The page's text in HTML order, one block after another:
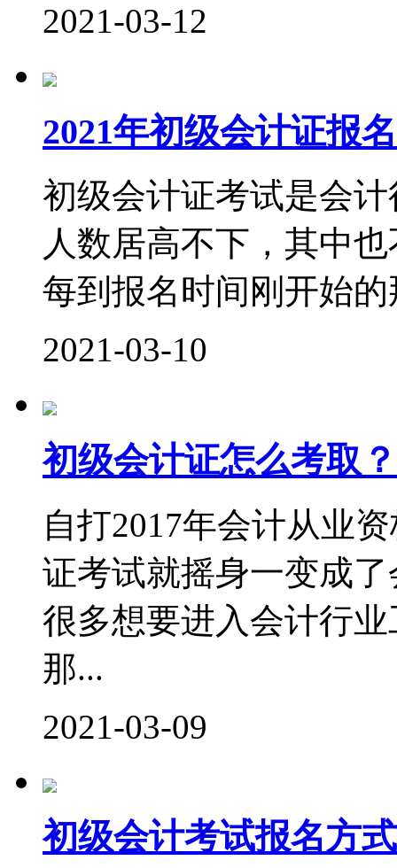
2021-03-12
2021年初级会计证报
初级会计证考试是会
人数居高不下，其中
每到报名时间刚开始
2021-03-10
初级会计证怎么考取
自打2017年会计从业
证考试就摇身一变成
很多想要进入会计行
那...
2021-03-09
初级会计考试报名方